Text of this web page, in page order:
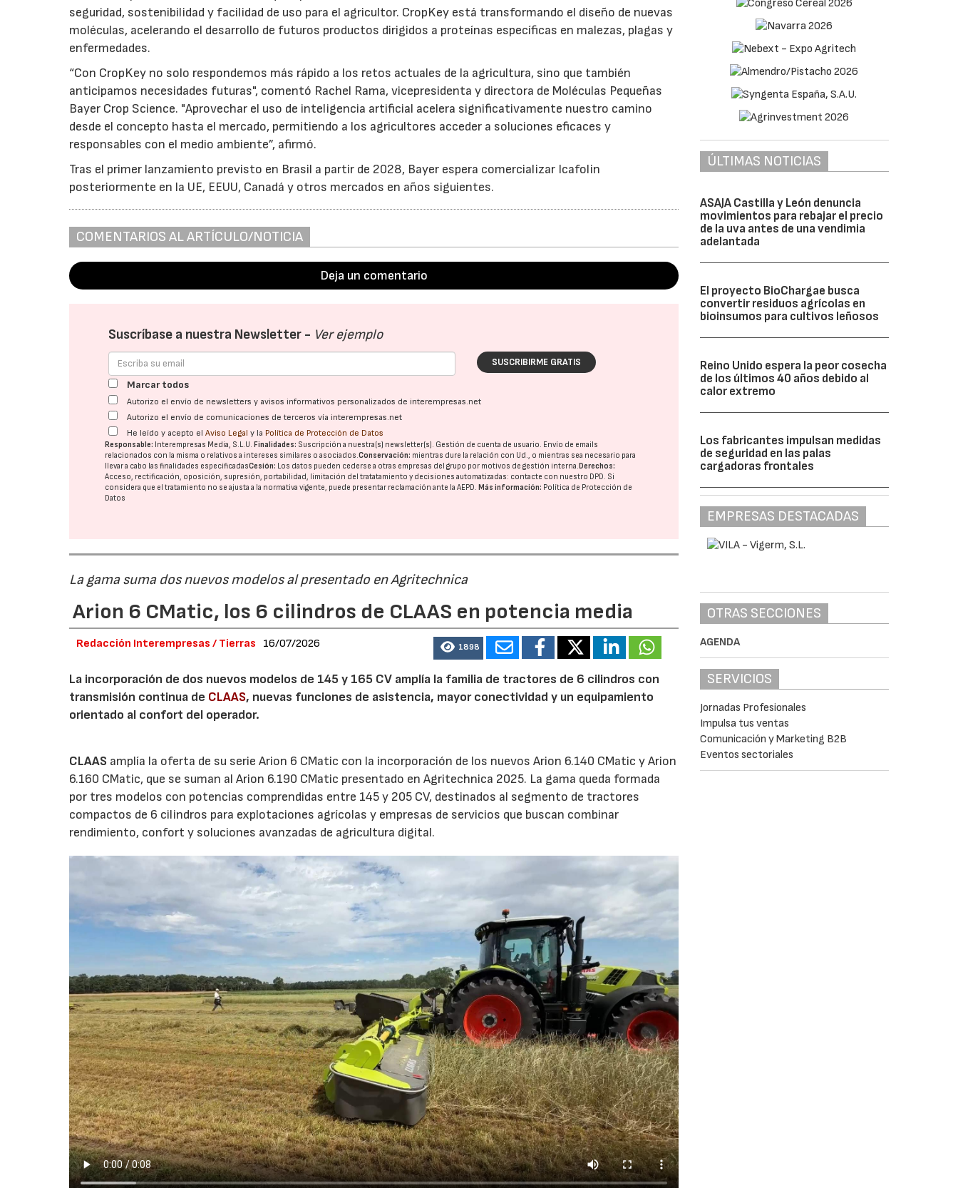
seguridad, sostenibilidad y facilidad de uso para el agricultor. CropKey está transformando el diseño de nuevas
moléculas, acelerando el desarrollo de futuros productos dirigidos a proteínas específicas en malezas, plagas y
enfermedades.
“Con CropKey no solo respondemos más rápido a los retos actuales de la agricultura, sino que también
anticipamos necesidades futuras", comentó Rachel Rama, vicepresidenta y directora de Moléculas Pequeñas
Bayer Crop Science. "Aprovechar el uso de inteligencia artificial acelera significativamente nuestro camino
desde el concepto hasta el mercado, permitiendo a los agricultores acceder a soluciones eficaces y
responsables con el medio ambiente”, afirmó.
Tras el primer lanzamiento previsto en Brasil a partir de 2028, Bayer espera comercializar Icafolin
posteriormente en la UE, EEUU, Canadá y otros mercados en años siguientes.
COMENTARIOS AL ARTÍCULO/NOTICIA
Deja un comentario
Suscríbase a nuestra Newsletter - Ver ejemplo
SUSCRIBIRME GRATIS
Marcar todos
Autorizo el envío de newsletters y avisos informativos personalizados de interempresas.net
Autorizo el envío de comunicaciones de terceros vía interempresas.net
He leído y acepto elAviso Legal y la Política de Protección de Datos
Responsable: Interempresas Media, S.L.U.Finalidades: Suscripción a nuestra(s) newsletter(s). Gestión de cuenta de usuario. Envío de emails
relacionados con la misma o relativos a intereses similares o asociados.Conservación: mientras dure la relación con Ud., o mientras sea necesario para
llevar a cabo las finalidades especificadasCesión: Los datos pueden cederse a otras empresas del grupo por motivos de gestión interna.Derechos:
Acceso, rectificación, oposición, supresión, portabilidad, limitación del tratatamiento y decisiones automatizadas: contacte con nuestro DPD . Si
considera que el tratamiento no se ajusta a la normativa vigente, puede presentar reclamación ante laAEPD .Más información: Política de Protección de
Datos
La gama suma dos nuevos modelos al presentado en Agritechnica
Arion 6 CMatic, los 6 cilindros de CLAAS en potencia media
Redacción Interempresas / Tierras 16/07/2026 1898
La incorporación de dos nuevos modelos de 145 y 165 CV amplía la familia de tractores de 6 cilindros con
transmisión continua de CLAAS, nuevas funciones de asistencia, mayor conectividad y un equipamiento
orientado al confort del operador.
CLAAS amplía la oferta de su serie Arion 6 CMatic con la incorporación de los nuevos Arion 6.140 CMatic y Arion
6.160 CMatic, que se suman al Arion 6.190 CMatic presentado en Agritechnica 2025. La gama queda formada
por tres modelos con potencias comprendidas entre 145 y 205 CV, destinados al segmento de tractores
compactos de 6 cilindros para explotaciones agrícolas y empresas de servicios que buscan combinar
rendimiento, confort y soluciones avanzadas de agricultura digital.
ÚLTIMAS NOTICIAS
ASAJA Castilla y León denuncia
movimientos para rebajar el precio
de la uva antes de una vendimia
adelantada
El proyecto BioChargae busca
convertir residuos agrícolas en
bioinsumos para cultivos leñosos
Reino Unido espera la peor cosecha
de los últimos 40 años debido al
calor extremo
Los fabricantes impulsan medidas
de seguridad en las palas
cargadoras frontales
EMPRESAS DESTACADAS
OTRAS SECCIONES
AGENDA
SERVICIOS
Jornadas Profesionales
Impulsa tus ventas
Comunicación y Marketing B2B
Eventos sectoriales